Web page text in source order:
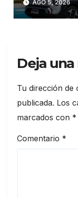
durante
AGO 5, 2026
Deja
Tu dirección
publicada. Los
marcados con *
Comentario *